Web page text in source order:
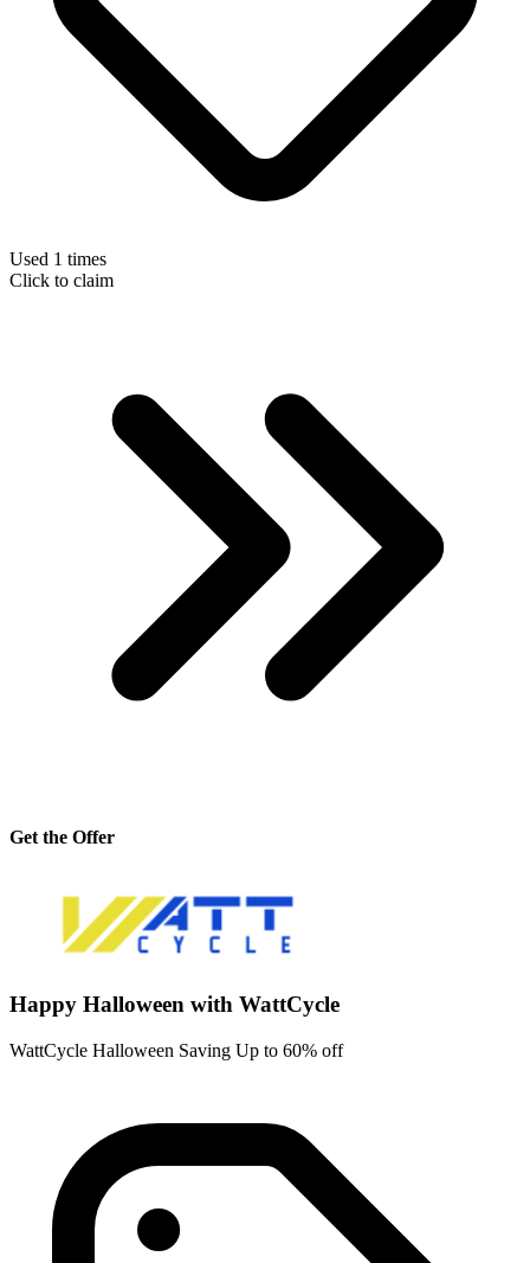
Used 1 times
Click to claim
Get the Offer
Happy Halloween with WattCycle
WattCycle Halloween Saving Up to 60% off